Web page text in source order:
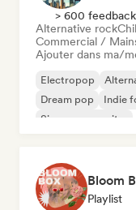
> 600
Alternative rock
Commercial /
Ajouter dans ma/
Electropop
Dream pop
Indie
Singer-songwriter
Bloom
Playlist